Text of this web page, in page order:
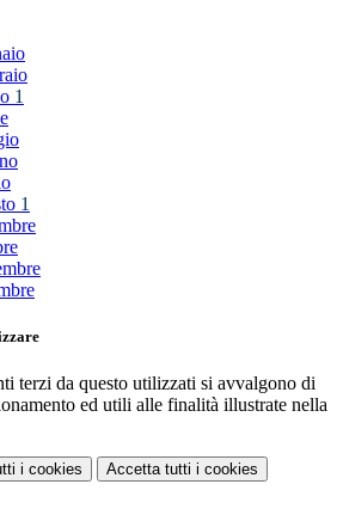
1
1
terzi da questo utilizzati si avvalgono di
ed utili alle finalità illustrate nella
i cookies Accetta tutti i cookies